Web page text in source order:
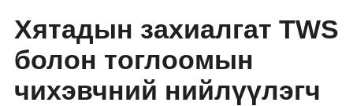
Хятадын захиалгат TWS
болон тоглоомын
чихэвчний нийлүүлэгч